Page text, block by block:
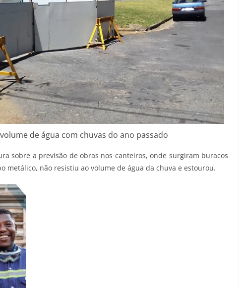
de água com chuvas do ano passado
sobre a previsão de obras nos canteiros, onde surgiram buracos
metálico, não resistiu ao volume de água da chuva e estourou.